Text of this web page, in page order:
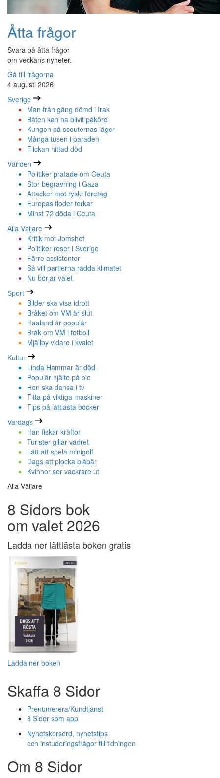
Åtta frågor
Svara på åtta frågor
om veckans nyheter.
Gå till frågorna
4 augusti 2026
Sverige
Man från gäng dömd i Irak
Båten kan ha blivit påkörd
Kungen på scouternas läger
Många tusen i paraden
Flickan hittad död
Världen
Politiker pratade om Ceuta
Stor begravning i Gaza
Attacker mot ryskt företag
Europas floder torkar
Minst 72 döda i Ceuta
Alla Väljare
Kritik mot Jomshof
Politiker reser i Sverige
Färre assistenter
Så vill partierna rädda klimatet
Nu börjar valet
Sport
Bilder ska visa idrott
Bråket om VM är slut
Haaland är populär
Bråk om VM i fotboll
Mjällby vidare i kvalet
Kultur
Linda Hammar är död
Populär hjälte på bio
Hon ska dansa i tv
Titta på viktiga maskiner
Tips på lättlästa böcker
Vardags
Han fiskar kräftor
Turister gillar vädret
Lätt att spela minigolf
Dags att plocka blåbär
Kvinnor ser vackrare ut
Alla Väljare
8 Sidors bok
om valet 2026
Ladda ner lättlästa boken gratis
Ladda ner boken
Skaffa 8 Sidor
Prenumerera/Kundtjänst
8 Sidor som app
Nyhetskorsord, nyhetstips
och instuderingsfrågor till tidningen
Om 8 Sidor